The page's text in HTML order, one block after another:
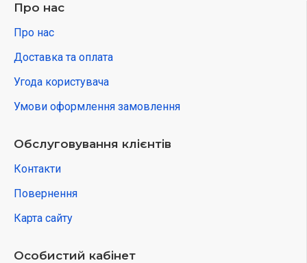
Про нас
Про нас
Доставка та оплата
Угода користувача
Умови оформлення замовлення
Обслуговування клієнтів
Контакти
Повернення
Карта сайту
Особистий кабінет